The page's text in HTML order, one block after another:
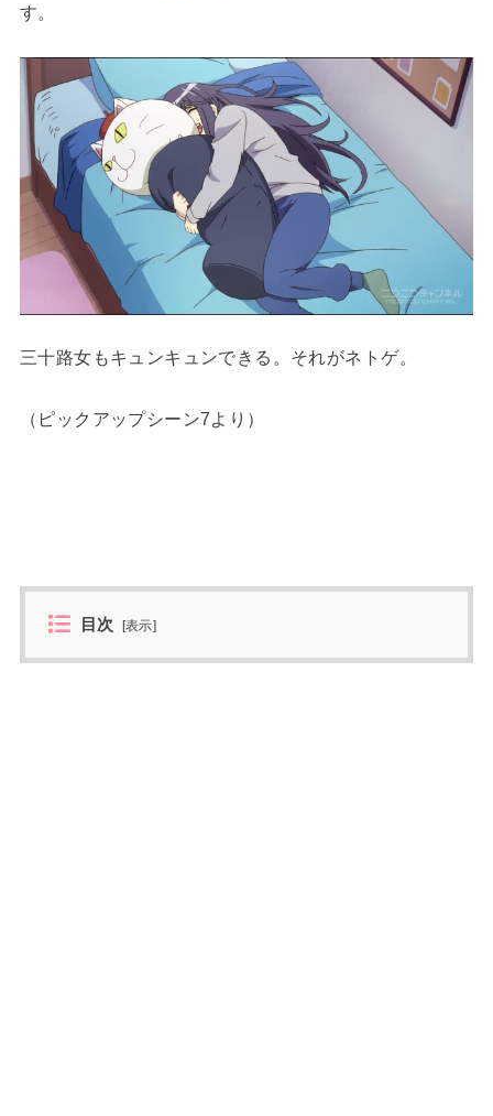
す。
三十路女もキュンキュンできる。それがネトゲ。
（ピックアップシーン7より）
目次 [表示]